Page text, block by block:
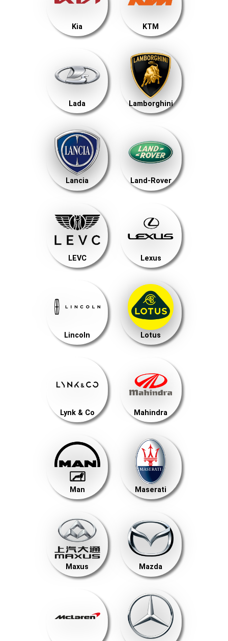
Kia KTM
Lada Lamborghini
Lancia Land-Rover
LEVC Lexus
Lincoln Lotus
Lynk & Co Mahindra
Man Maserati
Maxus Mazda